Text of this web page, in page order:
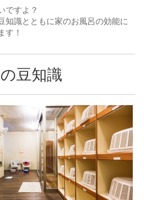
ですよ？
知識とともに家のお風呂の効能に
す！
豆知識